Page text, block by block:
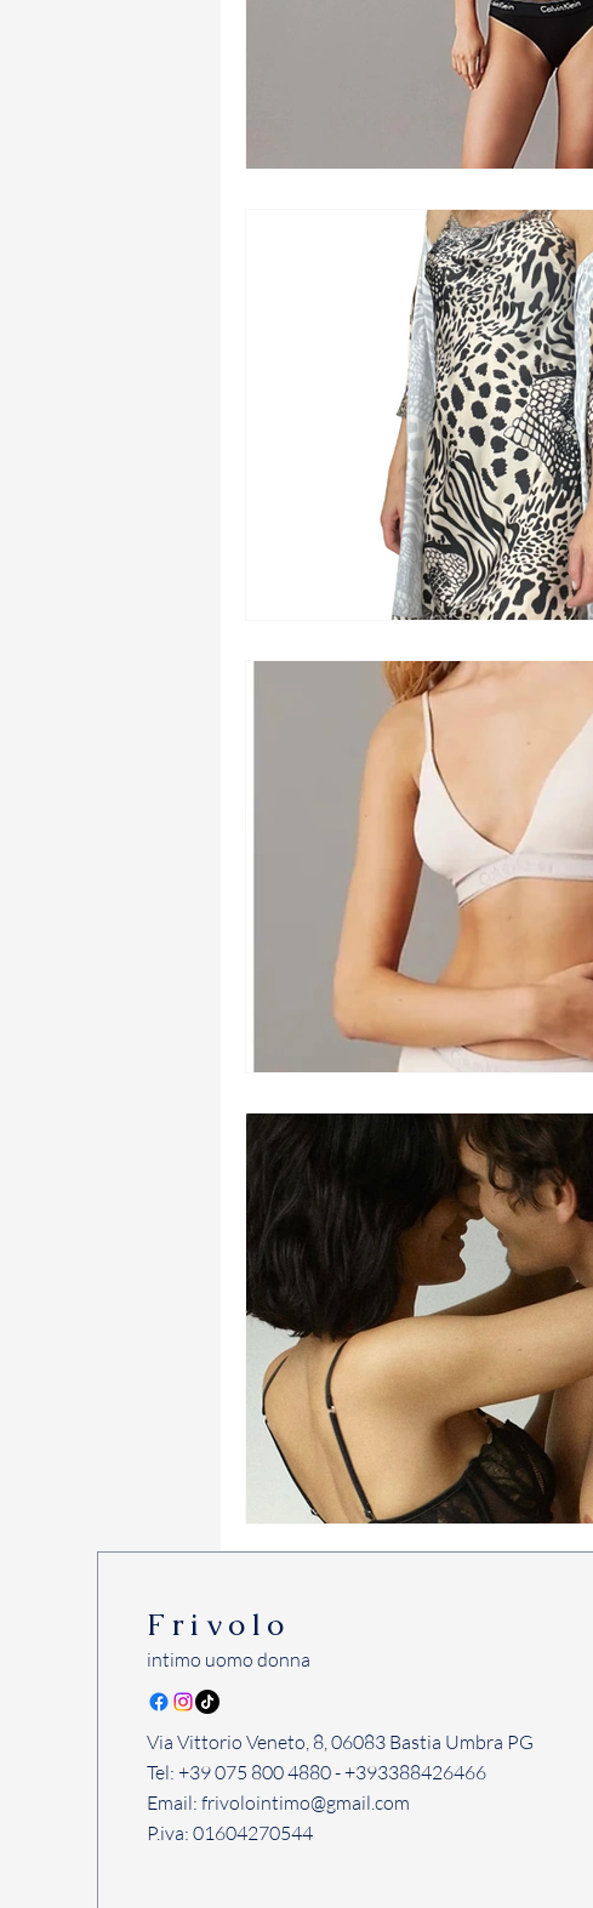
Frivolo
intimo uomo donna
Via Vittorio Veneto, 8, 06083 Bastia Umbra PG
Tel: +39 075 800 4880 - +393388426466
Email: frivolointimo@gmail.com
P.iva: 01604270544